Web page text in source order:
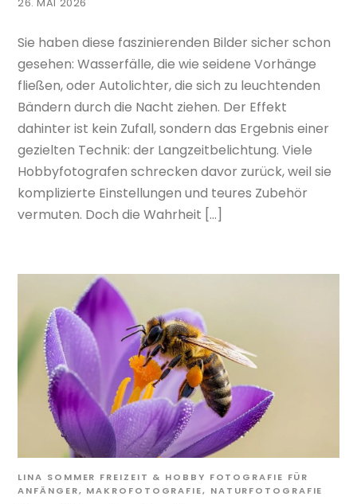
Sie haben diese faszinierenden Bilder sicher schon
gesehen: Wasserfälle, die wie seidene Vorhänge
fließen, oder Autolichter, die sich zu leuchtenden
Bändern durch die Nacht ziehen. Der Effekt
dahinter ist kein Zufall, sondern das Ergebnis einer
gezielten Technik: der Langzeitbelichtung. Viele
Hobbyfotografen schrecken davor zurück, weil sie
komplizierte Einstellungen und teures Zubehör
vermuten. Doch die Wahrheit […]
LINA SOMMER FREIZEIT & HOBBY FOTOGRAFIE FÜR
ANFÄNGER, MAKROFOTOGRAFIE, NATURFOTOGRAFIE